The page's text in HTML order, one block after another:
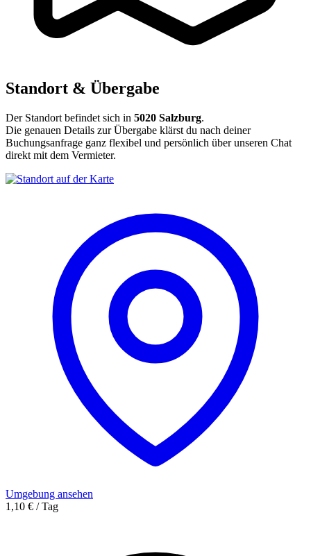
Standort & Übergabe
Der Standort befindet sich in 5020 Salzburg.
Die genauen Details zur Übergabe klärst du nach deiner
Buchungsanfrage ganz flexibel und persönlich über unseren Chat
direkt mit dem Vermieter.
Umgebung ansehen
1,10 € / Tag